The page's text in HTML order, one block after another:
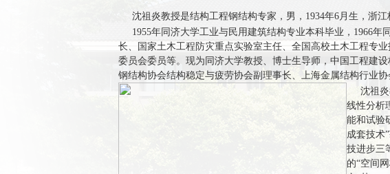
沈祖炎教授是结构工程钢结构专家，男，1934年6月生，浙江
1955年同济大学工业与民用建筑结构专业本科毕业，1966年
长、国家土木工程防灾重点实验室主任、全国高校土木工程专
委员会委员等。现为同济大学教授、博士生导师，中国工程建
钢结构协会结构稳定与疲劳协会副理事长、上海金属结构行业协
沈祖炎
线性分析
能和试验
成套技术
技进步三
的“空间